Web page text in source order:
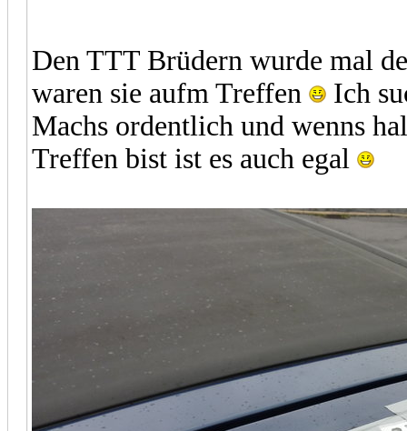
Den TTT Brüdern wurde mal
waren sie aufm Treffen
Ich
Machs ordentlich und wenns
Treffen bist ist es auch egal